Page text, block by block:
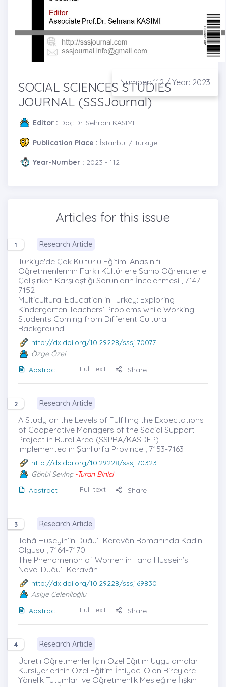
Number: 112 / Year: 2023
SOCIAL SCIENCES STUDIES
JOURNAL (SSSJournal)
Editor : Doç.Dr. Sehrani KASIMI
Publication Place : İstanbul / Türkiye
Year-Number : 2023 - 112
Articles for this issue
1 Research Article
Türkiye'de Çok Kültürlü Eğitim: Anasınıfı
Öğretmenlerinin Farklı Kültürlere Sahip Öğrencilerle
Çalışırken Karşılaştığı Sorunların İncelenmesi , 7147-
7152
Multicultural Education in Turkey: Exploring
Kindergarten Teachers’ Problems while Working
Students Coming from Different Cultural
Background
http://dx.doi.org/10.29228/sssj.70077
Özge Özel
Abstract
Full text Share
2 Research Article
A Study on the Levels of Fulfilling the Expectations
of Cooperative Managers of the Social Support
Project in Rural Area (SSPRA/KASDEP)
Implemented in Şanlıurfa Province , 7153-7163
http://dx.doi.org/10.29228/sssj.70323
Gönül Sevinç -Turan Binici
Abstract
Full text Share
3 Research Article
Tahâ Hüseyin’in Duâu’l-Keravân Romanında Kadın
Olgusu , 7164-7170
The Phenomenon of Women in Taha Hussein’s
Novel Duâu’l-Keravân
http://dx.doi.org/10.29228/sssj.69830
Asiye Çelenlioğlu
Abstract
Full text Share
4 Research Article
Ücretli Öğretmenler İçin Özel Eğitim Uygulamaları
Kursiyerlerinin Özel Eğitim İhtiyacı Olan Bireylere
Yönelik Tutumları ve Öğretmenlik Mesleğine İlişkin